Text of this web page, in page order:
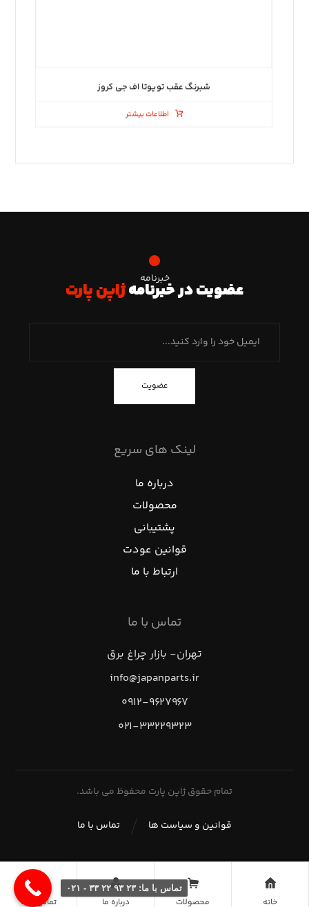
شبرنگ عقب تویوتا اف جی کروز
اطلاعات بیشتر
خبرنامه
عضویت در خبرنامهژاپن پارت
عضویت
لینک های سریع
درباره ما
محصولات
پشتیبانی
قوانین عودت
ارتباط با ما
تماس با ما
تهران- بازار چراغ برق
info@japanparts.ir
۰۹۱۲-۹۶۲۷۹۶۷
۰۲۱-۳۳۲۲۹۳۲۳
تمام حقوق ژاپن پارت محفوظ می باشد.
تماس با ما قوانین و سیاست ها
خانه محصولات درباره ما تماس با ما
تماس با ما: ۲۳ ۹۳ ۲۲ ۳۳ - ۰۲۱